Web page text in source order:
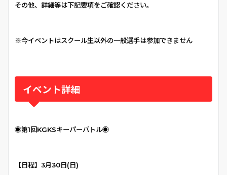
その他、詳細等は下記要項をご確認ください。
※今イベントはスクール生以外の一般選手は参加できません
イベント詳細
◉第1回KGKSキーパーバトル◉
【日程】3月30日(日)